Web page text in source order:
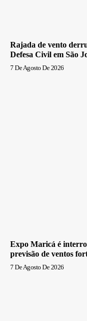
Rajada de vento
Defesa Civil em São
7 De Agosto De 2026
Expo Maricá é
previsão de ventos
7 De Agosto De 2026